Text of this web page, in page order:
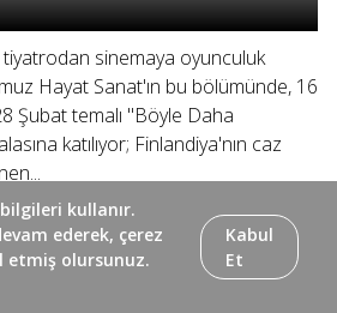
tiyatrodan sinemaya oyunculuk
Hayat Sanat'ın bu bölümünde, 16
Şubat temalı "Böyle Daha
katılıyor; Finlandiya'nın caz
kullanır.
ederek, çerez
etmiş olursunuz.
Kabul
Et